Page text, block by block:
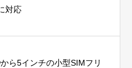
対応
ら5インチの小型SIMフリ